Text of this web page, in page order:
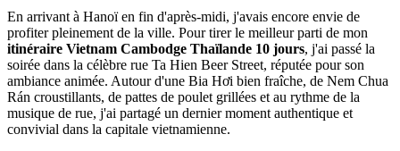
En arrivant à Hanoï en fin d'après-midi, j'avais encore envie de
profiter pleinement de la ville. Pour tirer le meilleur parti de mon
itinéraire Vietnam Cambodge Thaïlande 10 jours, j'ai passé la
soirée dans la célèbre rue Ta Hien Beer Street, réputée pour son
ambiance animée. Autour d'une Bia Hơi bien fraîche, de Nem Chua
Rán croustillants, de pattes de poulet grillées et au rythme de la
musique de rue, j'ai partagé un dernier moment authentique et
convivial dans la capitale vietnamienne.